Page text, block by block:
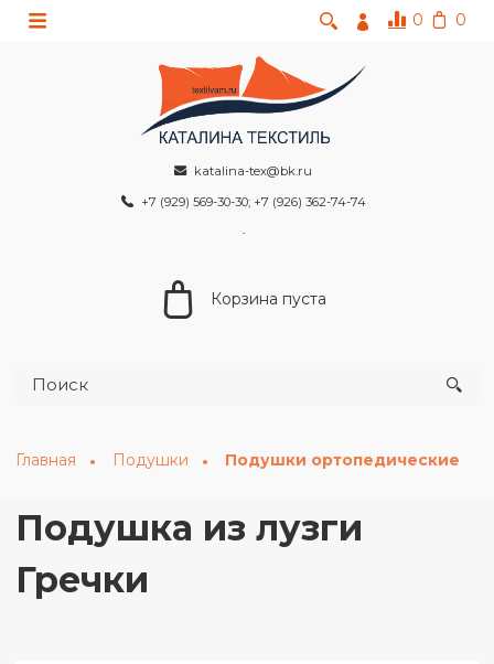
0 0
katalina-tex@bk.ru
+7 (929) 569-30-30; +7 (926) 362-74-74
Корзина пуста
Главная Подушки Подушки ортопедические
Подушка из лузги
Гречки